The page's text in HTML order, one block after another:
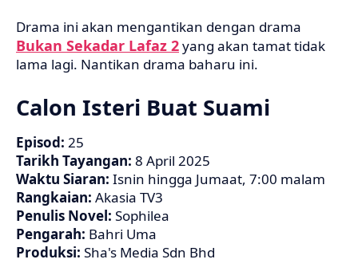
Drama ini akan mengantikan dengan drama
Bukan Sekadar Lafaz 2yang akan tamat tidak
lama lagi. Nantikan drama baharu ini.
Calon Isteri Buat Suami
Episod: 25
Tarikh Tayangan: 8 April 2025
Waktu Siaran: Isnin hingga Jumaat, 7:00 malam
Rangkaian: Akasia TV3
Penulis Novel: Sophilea
Pengarah: Bahri Uma
Produksi: Sha's Media Sdn Bhd